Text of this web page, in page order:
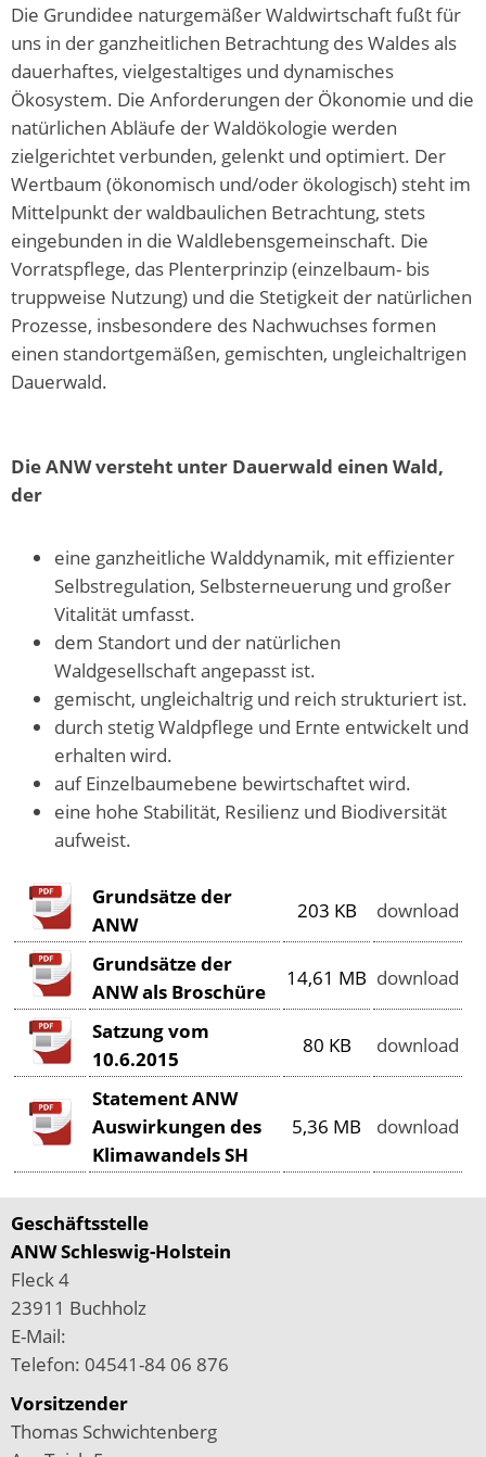
Die Grundidee naturgemäßer Waldwirtschaft fußt für
uns in der ganzheitlichen Betrachtung des Waldes als
dauerhaftes, vielgestaltiges und dynamisches
Ökosystem. Die Anforderungen der Ökonomie und die
natürlichen Abläufe der Waldökologie werden
zielgerichtet verbunden, gelenkt und optimiert. Der
Wertbaum (ökonomisch und/oder ökologisch) steht im
Mittelpunkt der waldbaulichen Betrachtung, stets
eingebunden in die Waldlebensgemeinschaft. Die
Vorratspflege, das Plenterprinzip (einzelbaum- bis
truppweise Nutzung) und die Stetigkeit der natürlichen
Prozesse, insbesondere des Nachwuchses formen
einen standortgemäßen, gemischten, ungleichaltrigen
Dauerwald.
Die ANW versteht unter Dauerwald einen Wald,
der
eine ganzheitliche Walddynamik, mit effizienter
Selbstregulation, Selbsterneuerung und großer
Vitalität umfasst.
dem Standort und der natürlichen
Waldgesellschaft angepasst ist.
gemischt, ungleichaltrig und reich strukturiert ist.
durch stetig Waldpflege und Ernte entwickelt und
erhalten wird.
auf Einzelbaumebene bewirtschaftet wird.
eine hohe Stabilität, Resilienz und Biodiversität
aufweist.
Grundsätze der
ANW
203 KB download
Grundsätze der
ANW als Broschüre
14,61 MB download
Satzung vom
10.6.2015
80 KB download
Statement ANW
Auswirkungen des
Klimawandels SH
5,36 MB download
Geschäftsstelle
ANW Schleswig-Holstein
Fleck 4
23911 Buchholz
E-Mail:
Telefon: 04541-84 06 876
Vorsitzender
Thomas Schwichtenberg